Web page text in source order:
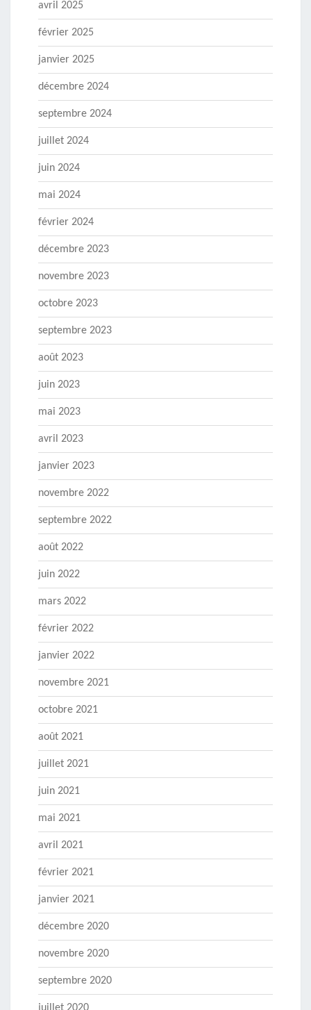
avril 2025
février 2025
janvier 2025
décembre 2024
septembre 2024
juillet 2024
juin 2024
mai 2024
février 2024
décembre 2023
novembre 2023
octobre 2023
septembre 2023
août 2023
juin 2023
mai 2023
avril 2023
janvier 2023
novembre 2022
septembre 2022
août 2022
juin 2022
mars 2022
février 2022
janvier 2022
novembre 2021
octobre 2021
août 2021
juillet 2021
juin 2021
mai 2021
avril 2021
février 2021
janvier 2021
décembre 2020
novembre 2020
septembre 2020